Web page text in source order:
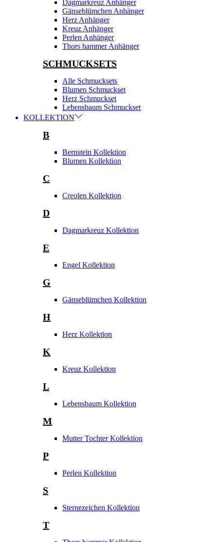
Dagmarkreuz Anhänger
Gänseblümchen Anhänger
Herz Anhänger
Kreuz Anhänger
Perlen Anhänger
Thors hammer Anhänger
SCHMUCKSETS
Alle Schmucksets
Blumen Schmuckset
Herz Schmuckset
Lebensbaum Schmuckset
KOLLEKTION
B
Bernstein Kollektion
Blumen Kollektion
C
Creolen Kollektion
D
Dagmarkreuz Kollektion
E
Engel Kollektion
G
Gänseblümchen Kollektion
H
Herz Kollektion
K
Kreuz Kollektion
L
Lebensbaum Kollektion
M
Mutter Tochter Kollektion
P
Perlen Kollektion
S
Sternezeichen Kollektion
T